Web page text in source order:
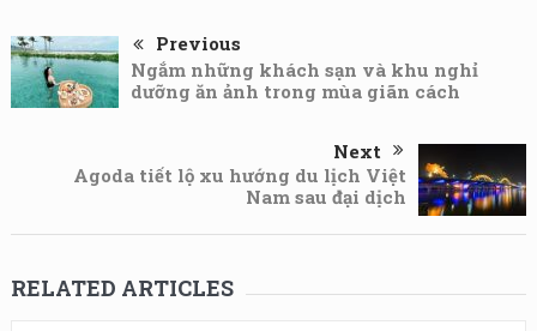
Previous
Ngắm những khách sạn và khu nghỉ
dưỡng ăn ảnh trong mùa giãn cách
Next
Agoda tiết lộ xu hướng du lịch Việt
Nam sau đại dịch
RELATED ARTICLES